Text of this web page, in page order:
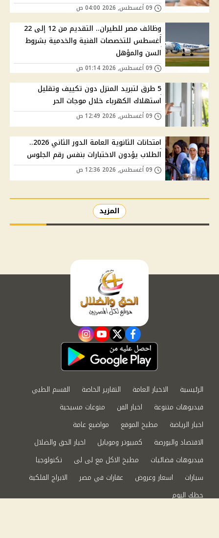
وظائف مصر للطيران.. التقديم من 12 إلى 22
أغسطس للتخصصات الفنية والخدمية بشروط
السن والمؤهل
5 طرق لتبريد المنزل دون تكييف وتقليل
استهلاك الكهرباء خلال موجات الحر
امتحانات الثانوية العامة الدور الثاني 2026..
الطلاب يؤدون الاختبارات بنفس رقم الجلوس
المزيد
facebook
twitter
youtube
instagram
الرئيسية الاخبار العامة التقارير الخاصة
القسم الطبي
فيديوهات متنوعة
اخبار الفن
منوعات مسيحية
اخبار الرياضة
مطبخ الموقع
مواضيع عامة
الاقتصاد والبورصة
كمبيوتر وموبايل
اخبار الحق والضلال
فيديوهات فضائيات
مطبخ الاكل مع لى لى
تكنولوجيا
سيارات
اسعار وعروض عقارات في مصر
الابراج الفلكية
حظك اليوم